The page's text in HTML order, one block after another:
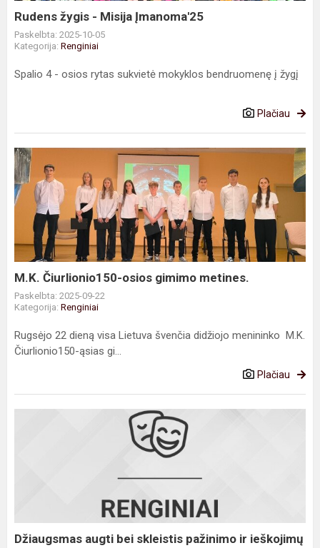
Rudens žygis - Misija Įmanoma'25
Paskelbta: 2025-10-05
Kategorija: Renginiai
Spalio 4 - osios rytas sukvietė mokyklos bendruomenę į žygį
Plačiau
M.K.
Čiurlionio150-
osios
gimimo
metines.
M.K. Čiurlionio150-osios gimimo metines.
Paskelbta: 2025-09-22
Kategorija: Renginiai
Rugsėjo 22 dieną visa Lietuva švenčia didžiojo menininko M.K.
Čiurlionio150-ąsias gi...
Plačiau
kelyje
Džiaugsmas augti bei skleistis pažinimo ir ieškojimų